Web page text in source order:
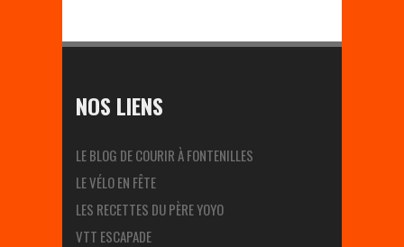
NOS LIENS
LE BLOG DE COURIR À FONTENILLES
LE VÉLO EN FÊTE
LES RECETTES DU PÈRE YOYO
VTT ESCAPADE